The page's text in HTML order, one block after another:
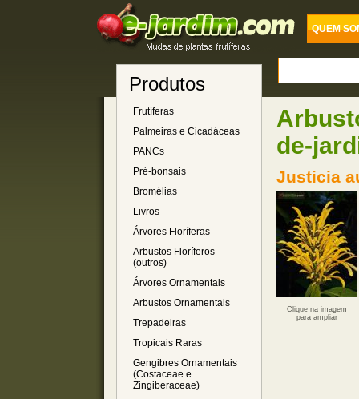
QUEM
Produtos
Frutíferas
Palmeiras e Cicadáceas
PANCs
Pré-bonsais
Bromélias
Livros
Árvores Floríferas
Arbustos Floríferos
(outros)
Árvores Ornamentais
Arbustos Ornamentais
Trepadeiras
Tropicais Raras
Gengibres Ornamentais
(Costaceae e
Zingiberaceae)
de-
Justicia
Clique na imagem
para ampliar